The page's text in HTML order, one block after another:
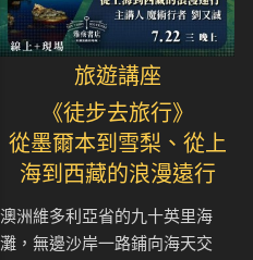
旅遊講座
《徒步去旅行》
從墨爾本到雪梨、從上
海到西藏的浪漫遠行
澳洲維多利亞省的九十英里海
灘，無邊沙岸一路鋪向海天交